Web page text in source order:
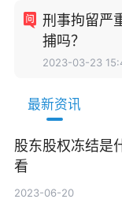
刑事拘留严
捕吗？
2023-03-23
最新资讯
股东股权冻结是
看
2023-06-20